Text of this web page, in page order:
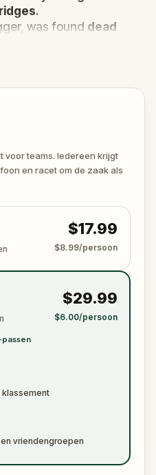
.
was found dead
theatrical
to uncover the truth.
boyfriend? Percy, the
for the dramatic? Or is
shadows?
before they strike
your pen and paper
evidence.
voor teams. Iedereen krijgt
en racet om de zaak als
$17.99
$8.99/persoon
passen
$29.99
$6.00/persoon
vriendengroepen